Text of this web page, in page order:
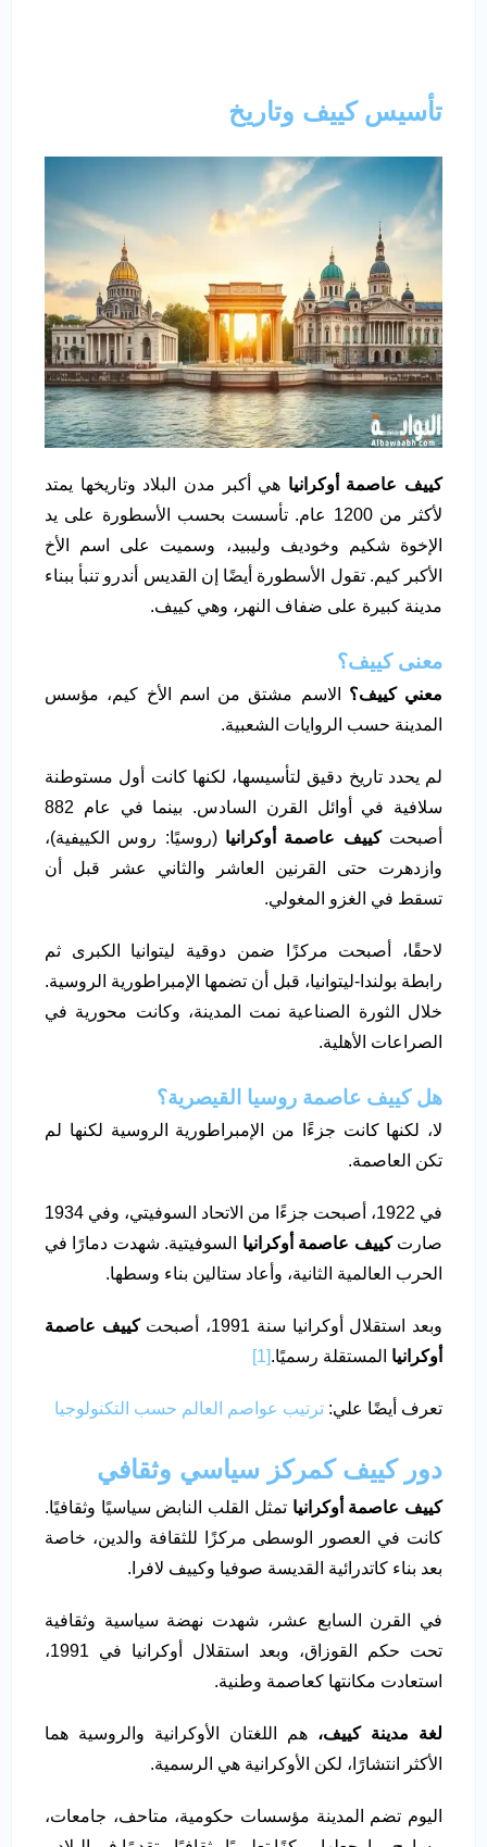
تأسيس كييف وتاريخ
كييف عاصمة أوكرانيا هي أكبر مدن البلاد وتاريخها يمتد
لأكثر من 1200 عام. تأسست بحسب الأسطورة على يد
الإخوة شكيم وخوديف وليبيد، وسميت على اسم الأخ
الأكبر كيم. تقول الأسطورة أيضًا إن القديس أندرو تنبأ ببناء
مدينة كبيرة على ضفاف النهر، وهي كييف.
معنى كييف؟
معني كييف؟ الاسم مشتق من اسم الأخ كيم، مؤسس
المدينة حسب الروايات الشعبية.
لم يحدد تاريخ دقيق لتأسيسها، لكنها كانت أول مستوطنة
سلافية في أوائل القرن السادس. بينما في عام 882
أصبحتكييف عاصمة أوكرانيا (روسيًا: روس الكييفية)،
وازدهرت حتى القرنين العاشر والثاني عشر قبل أن
تسقط في الغزو المغولي.
لاحقًا، أصبحت مركزًا ضمن دوقية ليتوانيا الكبرى ثم
رابطة بولندا-ليتوانيا، قبل أن تضمها الإمبراطورية الروسية.
خلال الثورة الصناعية نمت المدينة، وكانت محورية في
الصراعات الأهلية.
هل كييف عاصمة روسيا القيصرية؟
لا، لكنها كانت جزءًا من الإمبراطورية الروسية لكنها لم
تكن العاصمة.
في 1922، أصبحت جزءًا من الاتحاد السوفيتي، وفي 1934
صارتكييف عاصمة أوكرانيا السوفيتية. شهدت دمارًا في
الحرب العالمية الثانية، وأعاد ستالين بناء وسطها.
وبعد استقلال أوكرانيا سنة 1991، أصبحت
كييف عاصمة
أوكرانيا المستقلة رسميًا.[1]
تعرف أيضًا علي: ترتيب عواصم العالم حسب التكنولوجيا
دور كييف كمركز سياسي وثقافي
كييف عاصمة أوكرانيا تمثل القلب النابض سياسيًا وثقافيًا.
كانت في العصور الوسطى مركزًا للثقافة والدين، خاصة
بعد بناء كاتدرائية القديسة صوفيا وكييف لافرا.
في القرن السابع عشر، شهدت نهضة سياسية وثقافية
تحت حكم القوزاق، وبعد استقلال أوكرانيا في 1991،
استعادت مكانتها كعاصمة وطنية.
لغة مدينة كييف، هم اللغتان الأوكرانية والروسية هما
الأكثر انتشارًا، لكن الأوكرانية هي الرسمية.
اليوم تضم المدينة مؤسسات حكومية، متاحف، جامعات،